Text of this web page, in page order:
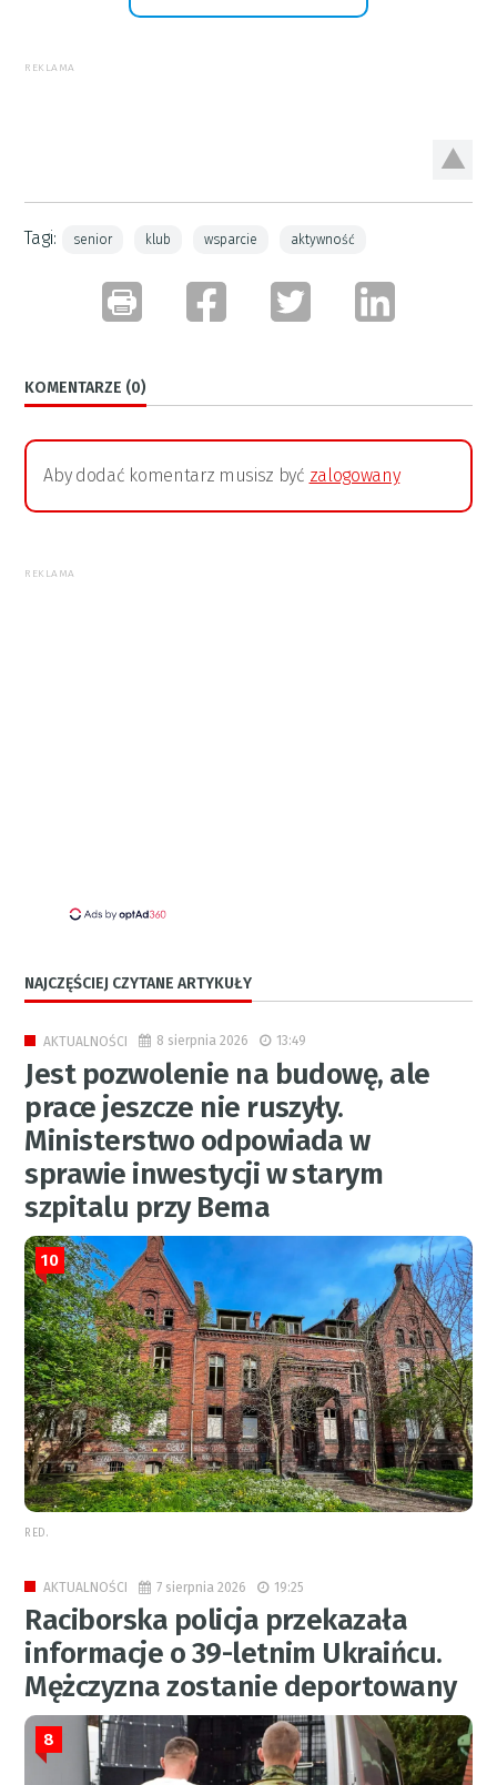
REKLAMA
Tagi: senior klub wsparcie aktywność
KOMENTARZE (0)
Aby dodać komentarz musisz być zalogowany
REKLAMA
NAJCZĘŚCIEJ CZYTANE ARTYKUŁY
AKTUALNOŚCI 8 sierpnia 2026 13:49
Jest pozwolenie na budowę, ale
prace jeszcze nie ruszyły.
Ministerstwo odpowiada w
sprawie inwestycji w starym
szpitalu przy Bema
10
RED.
AKTUALNOŚCI 7 sierpnia 2026 19:25
Raciborska policja przekazała
informacje o 39-letnim Ukraińcu.
Mężczyzna zostanie deportowany
8